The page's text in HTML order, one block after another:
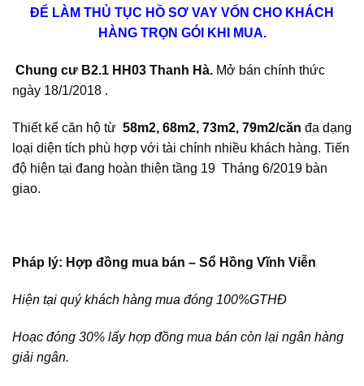
ĐỂ LÀM THỦ TỤC HỒ SƠ VAY VỐN CHO KHÁCH
HÀNG TRỌN GÓI KHI MUA.
Chung cư B2.1 HH03 Thanh Hà. Mở bán chính thức
ngày 18/1/2018 .
Thiết kế căn hộ từ 58m2, 68m2, 73m2, 79m2/căn đa dạng
loại diện tích phù hợp với tài chính nhiều khách hàng. Tiến
độ hiện tại đang hoàn thiện tầng 19 Tháng 6/2019 bàn
giao.
Pháp lý: Hợp đồng mua bán – Sổ Hồng Vĩnh Viễn
Hiện tại quý khách hàng mua đóng 100%GTHĐ
Hoạc đóng 30% lấy hợp đồng mua bán còn lại ngân hàng
giải ngân.